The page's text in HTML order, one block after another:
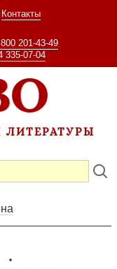
Контакты
201-43-49
335-07-04
ЛИТЕРАТУРЫ